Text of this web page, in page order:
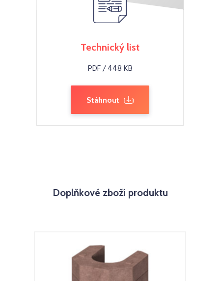
Technický list
PDF / 448 KB
Stáhnout
Doplňkové zboží produktu